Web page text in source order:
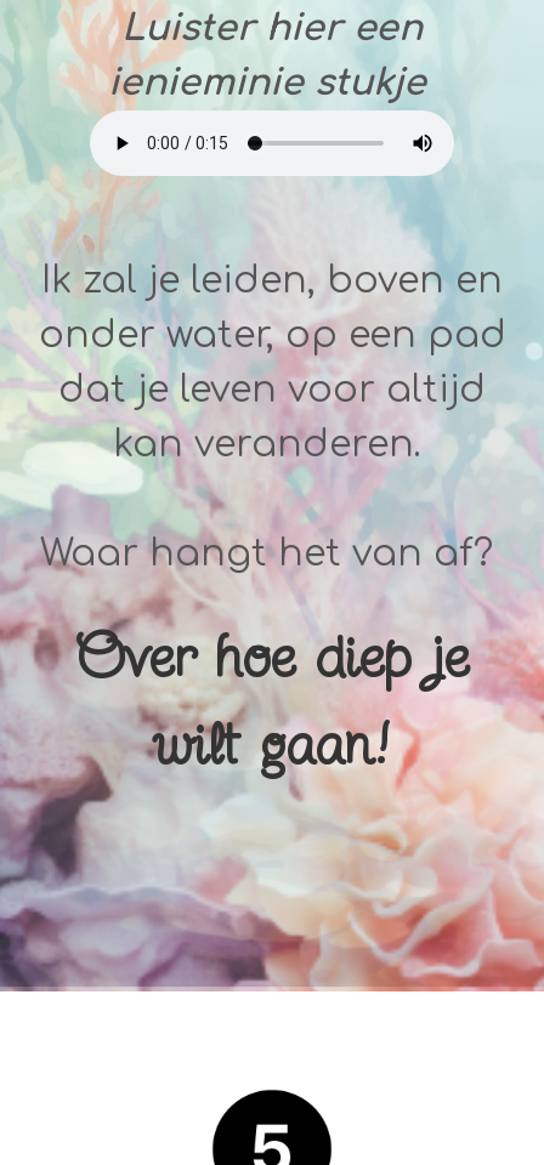
Luister hier een
ienieminie stukje
Ik zal je leiden, boven en
onder water, op een pad
dat je leven voor altijd
kan veranderen.
Waar hangt het van af?
Over hoe diep je
wilt gaan!